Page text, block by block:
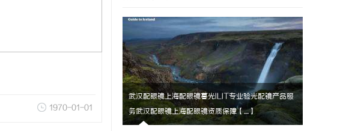
1970-01-01
武汉配眼镜上海配眼镜暮光ILIT专业验光配镜产品服
务武汉配眼镜上海配眼镜资质保障【....】